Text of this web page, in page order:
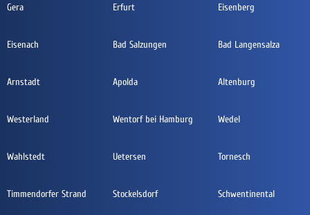
Gera Erfurt Eisenberg
Eisenach Bad Salzungen Bad Langensalza
Arnstadt Apolda Altenburg
Westerland Wentorf bei Hamburg Wedel
Wahlstedt Uetersen Tornesch
Timmendorfer Strand Stockelsdorf Schwentinental